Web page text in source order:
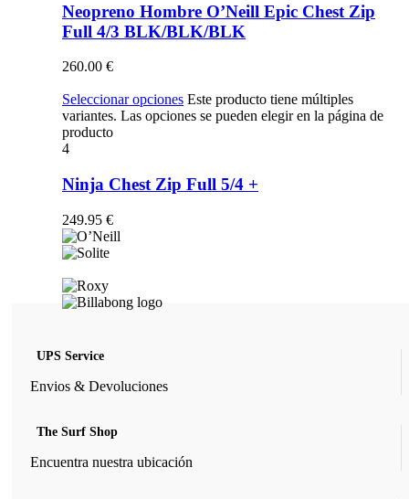
Neopreno Hombre O’Neill Epic Chest Zip
Full 4/3 BLK/BLK/BLK
260.00 €
Seleccionar opciones Este producto tiene múltiples
variantes. Las opciones se pueden elegir en la página de
producto
4
Ninja Chest Zip Full 5/4 +
249.95 €
UPS Service
Envios & Devoluciones
The Surf Shop
Encuentra nuestra ubicación